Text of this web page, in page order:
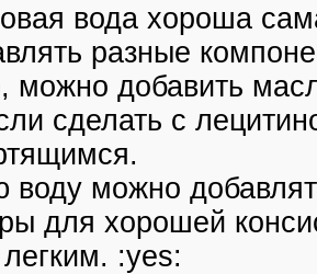
вода хороша
разные
можно добавить
сделать с
воду можно
для хорошей
:yes: